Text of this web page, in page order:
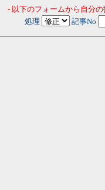
- 以下のフォームから自分
処理
記事No